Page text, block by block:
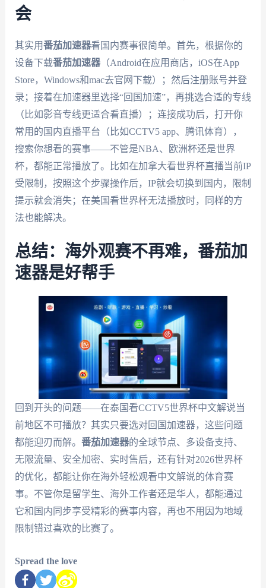
会
其实用番茄加速器看国内赛事很简单。首先，根据你的
设备下载番茄加速器（Android在应用商店，iOS在App
Store，Windows和mac去官网下载）；然后注册账号并登
录；接着在加速器里选择“回国加速”，再挑选合适的专线
（比如影音专线更适合看直播）；连接成功后，打开你
常用的国内直播平台（比如CCTV5 app、腾讯体育），
搜索你想看的赛事——不管是NBA、欧洲杯还是世界
杯，都能正常播放了。比如在加拿大看世界杯直播当前IP
受限制，按照这个步骤操作后，IP就会切换到国内，限制
提示就会消失；在美国看世界杯无法播放时，同样的方
法也能解决。
总结：海外观赛不再难，番茄加
速器是好帮手
回到开头的问题——在泰国看CCTV5世界杯中文解说当
前地区不可播放？其实只要选对回国加速器，这些问题
都能迎刃而解。 番茄加速器的全球节点、多设备支持、
无限流量、安全加密、实时售后，还有针对2026世界杯
的优化，都能让你在海外轻松观看中文解说的体育赛
事。不管你是留学生、海外工作者还是华人，都能通过
它和国内同步享受精彩的赛事内容，再也不用因为地域
限制错过喜欢的比赛了。
Spread the love